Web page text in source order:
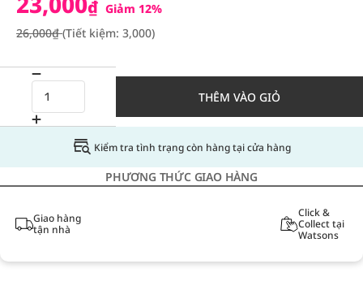
₫ Giảm 12%
26,000₫(Tiết kiệm: 3,000)
THÊM VÀO GIỎ
Kiểm tra tình trạng còn hàng tại cửa hàng
PHƯƠNG THỨC GIAO HÀNG
Giao hàng
tận nhà
Click &
Collect tại
Watsons